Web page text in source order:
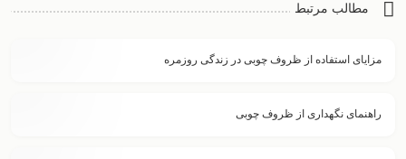
مطالب مرتبط
مزایای استفاده از ظروف چوبی در زندگی روزمره
راهنمای نگهداری از ظروف چوبی